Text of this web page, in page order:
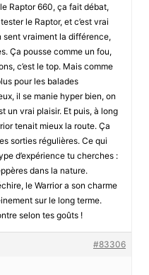
Raptor 660, ça fait débat,
le Raptor, et c’est vrai
vraiment la différence,
Ça pousse comme un fou,
c’est le top. Mais comme
pour les balades
il se manie hyper bien, on
un vrai plaisir. Et puis, à long
tenait mieux la route. Ça
sorties régulières. Ce qui
d’expérience tu cherches :
dans la nature.
le Warrior a son charme
sur le long terme.
selon tes goûts !
#83306